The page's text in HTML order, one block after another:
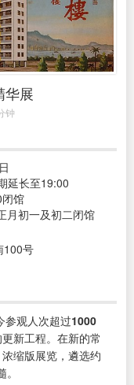
华展
钟
延长至19:00
馆
月初一及初二闭馆
100号
参观人次超过1000
新工程。在新的常
缩版展览，遴选约